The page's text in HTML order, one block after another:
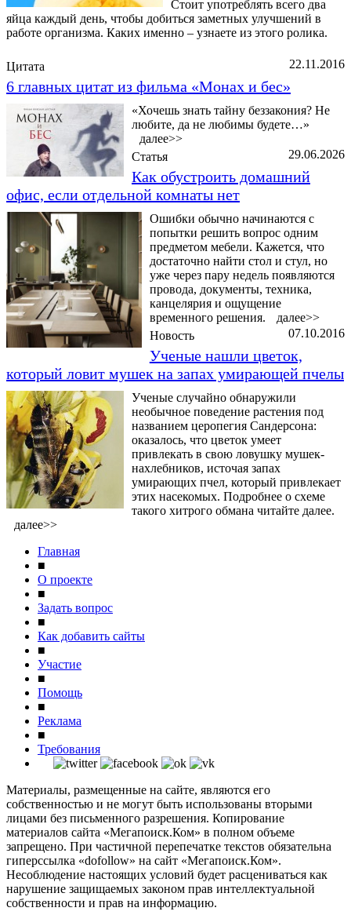
Стоит употреблять всего два
яйца каждый день, чтобы добиться заметных улучшений в
работе организма. Каких именно – узнаете из этого ролика.
22.11.2016
Цитата
6 главных цитат из фильма «Монах и бес»
«Хочешь знать тайну беззакония? Не
любите, да не любимы будете…»
далее>>
29.06.2026
Статья
Как обустроить домашний
офис, если отдельной комнаты нет
Ошибки обычно начинаются с
попытки решить вопрос одним
предметом мебели. Кажется, что
достаточно найти стол и стул, но
уже через пару недель появляются
провода, документы, техника,
канцелярия и ощущение
временного решения.
далее>>
07.10.2016
Новость
Ученые нашли цветок,
который ловит мушек на запах умирающей пчелы
Ученые случайно обнаружили
необычное поведение растения под
названием церопегия Сандерсона:
оказалось, что цветок умеет
привлекать в свою ловушку мушек-
нахлебников, источая запах
умирающих пчел, который привлекает
этих насекомых. Подробнее о схеме
такого хитрого обмана читайте далее.
далее>>
Главная
■
О проекте
■
Задать вопрос
■
Как добавить сайты
■
Участие
■
Помощь
■
Реклама
■
Требования
Материалы, размещенные на сайте, являются его
собственностью и не могут быть использованы вторыми
лицами без письменного разрешения. Копирование
материалов сайта «Мегапоиск.Ком» в полном объеме
запрещено. При частичной перепечатке текстов обязательна
гиперссылка «dofollow» на сайт «Мегапоиск.Ком».
Несоблюдение настоящих условий будет расцениваться как
нарушение защищаемых законом прав интеллектуальной
собственности и прав на информацию.